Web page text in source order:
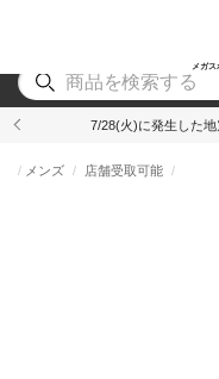
メガ
アウト
7/28(火)に発生した
メンズ 店舗受取可能